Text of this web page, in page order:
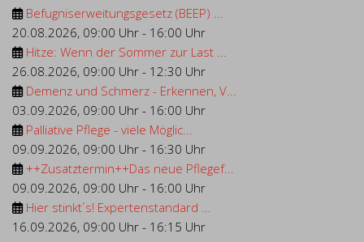
Befugniserweitungsgesetz (BEEP) ...
20.08.2026, 09:00 Uhr - 16:00 Uhr
Hitze: Wenn der Sommer zur Last ...
26.08.2026, 09:00 Uhr - 12:30 Uhr
Demenz und Schmerz - Erkennen, V...
03.09.2026, 09:00 Uhr - 16:00 Uhr
Palliative Pflege - viele Möglic...
09.09.2026, 09:00 Uhr - 16:30 Uhr
++Zusatztermin++Das neue Pflegef...
09.09.2026, 09:00 Uhr - 16:00 Uhr
Hier stinkt´s! Expertenstandard ...
16.09.2026, 09:00 Uhr - 16:15 Uhr